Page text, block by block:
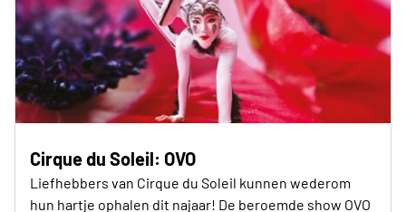
Cirque du Soleil: OVO
Liefhebbers van Cirque du Soleil kunnen wederom
hun hartje ophalen dit najaar! De beroemde show OVO